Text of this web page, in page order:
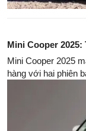
Mini Cooper
Mini Cooper 2025
hàng với hai phiên